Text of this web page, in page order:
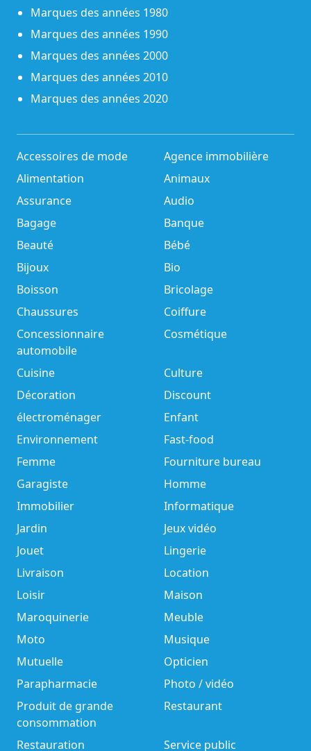
Marques des années 1980
Marques des années 1990
Marques des années 2000
Marques des années 2010
Marques des années 2020
Accessoires de mode
Agence immobilière
Alimentation
Animaux
Assurance
Audio
Bagage
Banque
Beauté
Bébé
Bijoux
Bio
Boisson
Bricolage
Chaussures
Coiffure
Concessionnaire
automobile
Cosmétique
Cuisine
Culture
Décoration
Discount
électroménager
Enfant
Environnement
Fast-food
Femme
Fourniture bureau
Garagiste
Homme
Immobilier
Informatique
Jardin
Jeux vidéo
Jouet
Lingerie
Livraison
Location
Loisir
Maison
Maroquinerie
Meuble
Moto
Musique
Mutuelle
Opticien
Parapharmacie
Photo / vidéo
Produit de grande
consommation
Restaurant
Restauration Service public